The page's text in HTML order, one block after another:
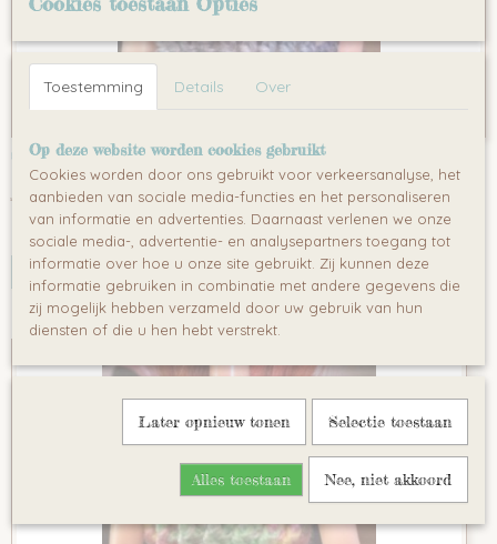
Topje 03
€ 2,50
Op voorraad
IN WINKELWAGEN
Toestemming Details Over
Op deze website worden cookies gebruikt
Cookies worden door ons gebruikt voor verkeersanalyse, het
aanbieden van sociale media-functies en het personaliseren
van informatie en advertenties. Daarnaast verlenen we onze
sociale media-, advertentie- en analysepartners toegang tot
informatie over hoe u onze site gebruikt. Zij kunnen deze
informatie gebruiken in combinatie met andere gegevens die
zij mogelijk hebben verzameld door uw gebruik van hun
diensten of die u hen hebt verstrekt.
Later opnieuw tonen Selectie toestaan
Alles toestaan Nee, niet akkoord